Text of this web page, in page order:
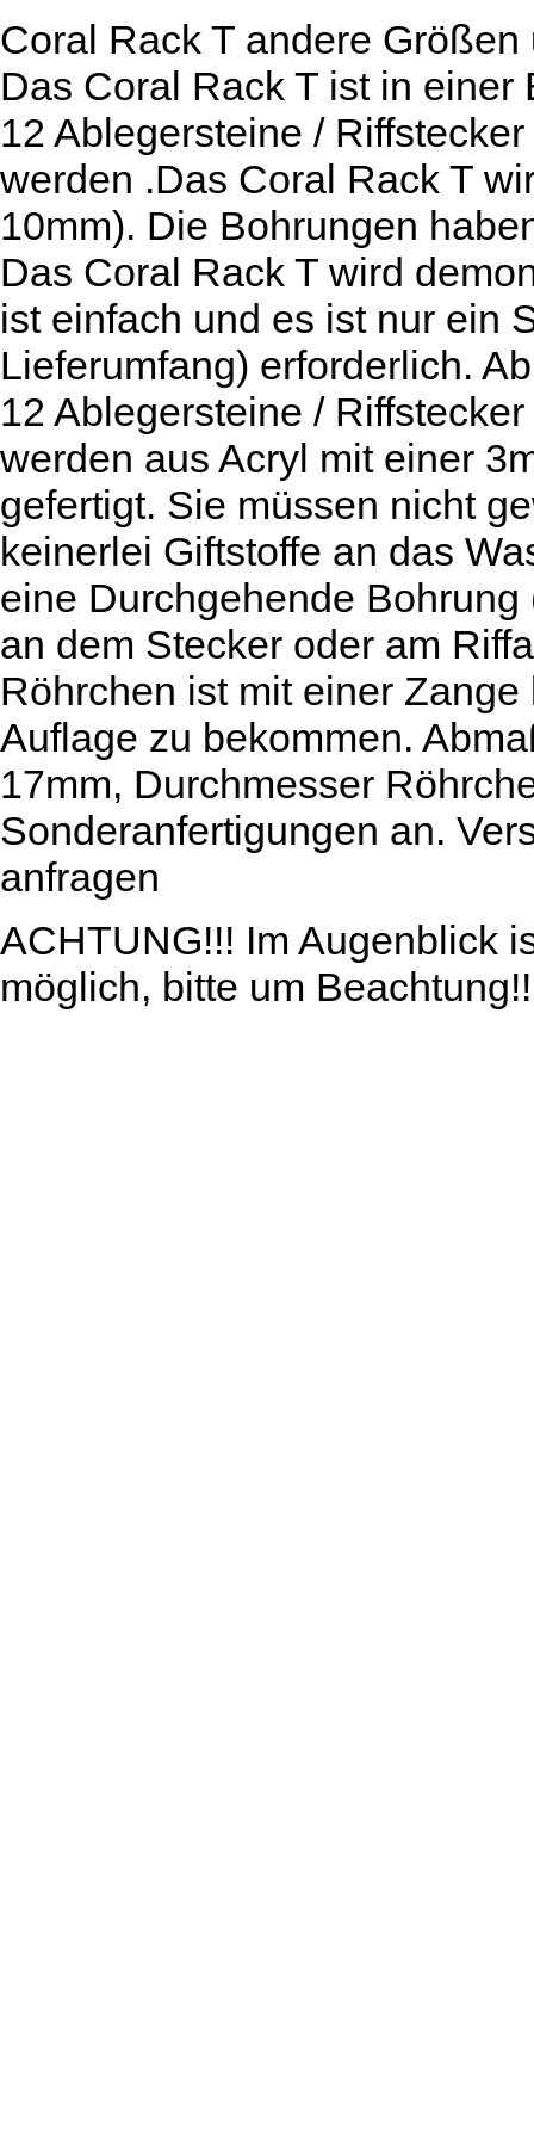
Coral Rack T andere
Das Coral Rack T ist in
12 Ablegersteine /
werden .Das Coral Rack T
10mm). Die Bohrungen
Das Coral Rack T wird
ist einfach und es ist nur ein
Lieferumfang) erforderlich.
12 Ablegersteine /
werden aus Acryl mit einer
gefertigt. Sie müssen nicht
keinerlei Giftstoffe an das
eine Durchgehende
an dem Stecker oder am
Röhrchen ist mit einer
Auflage zu bekommen.
17mm, Durchmesser
Sonderanfertigungen an.
anfragen
ACHTUNG!!! Im Augenblick
möglich, bitte um